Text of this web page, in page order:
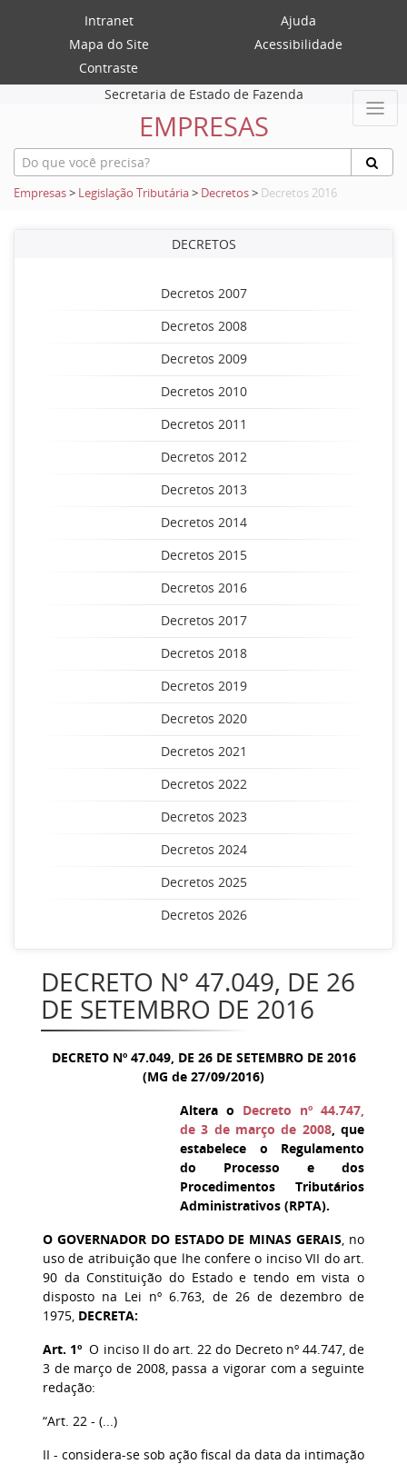
Intranet
Ajuda
Mapa do Site
Acessibilidade
Contraste
Secretaria de Estado de Fazenda
EMPRESAS
Empresas> Legislação Tributária> Decretos> Decretos 2016
DECRETOS
Decretos 2007
Decretos 2008
Decretos 2009
Decretos 2010
Decretos 2011
Decretos 2012
Decretos 2013
Decretos 2014
Decretos 2015
Decretos 2016
Decretos 2017
Decretos 2018
Decretos 2019
Decretos 2020
Decretos 2021
Decretos 2022
Decretos 2023
Decretos 2024
Decretos 2025
Decretos 2026
DECRETO Nº 47.049, DE 26
DE SETEMBRO DE 2016
DECRETO Nº 47.049, DE 26 DE SETEMBRO DE 2016
(MG de 27/09/2016)
Altera o Decreto nº 44.747,
de 3 de março de 2008, que
estabelece o Regulamento
do Processo e dos
Procedimentos Tributários
Administrativos (RPTA).
O GOVERNADOR DO ESTADO DE MINAS GERAIS, no
uso de atribuição que lhe confere o inciso VII do art.
90 da Constituição do Estado e tendo em vista o
disposto na Lei nº 6.763, de 26 de dezembro de
1975, DECRETA:
Art. 1º O inciso II do art. 22 do Decreto nº 44.747, de
3 de março de 2008, passa a vigorar com a seguinte
redação:
“Art. 22 - (...)
II - considera-se sob ação fiscal da data da intimação